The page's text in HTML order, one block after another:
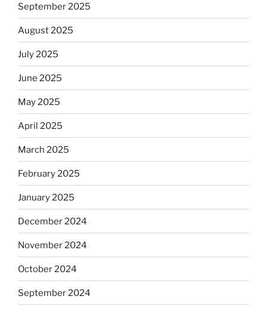
September 2025
August 2025
July 2025
June 2025
May 2025
April 2025
March 2025
February 2025
January 2025
December 2024
November 2024
October 2024
September 2024